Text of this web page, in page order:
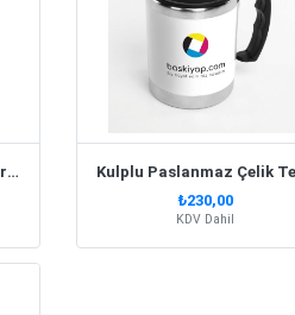
Kulplu Paslanmaz Çelik Termos Kupa 330 Ml – Lacivert
₺230,00
KDV Dahil